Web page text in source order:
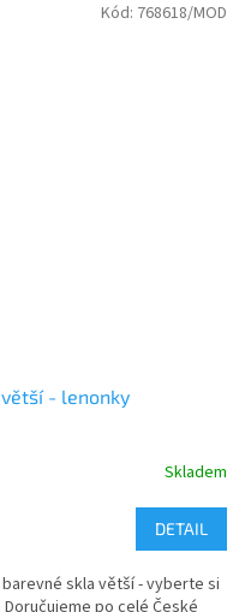
- lenonky
Skladem
DETAIL
skla větší - vyberte si
Kód: 768618/MOD